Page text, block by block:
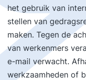
het gebruik van
stellen van
maken. Tegen de
van werkenmers
e-mail verwacht.
werkzaamheden of